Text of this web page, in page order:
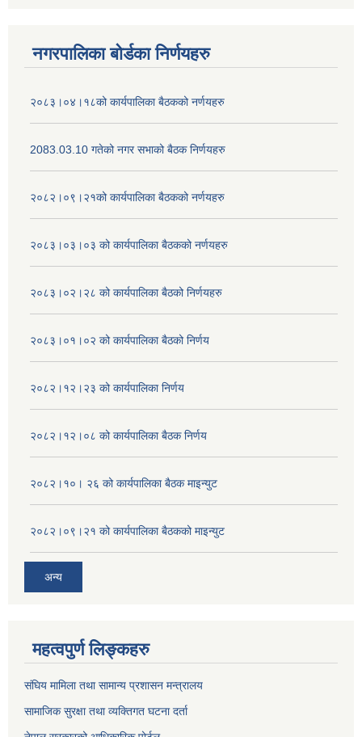
नगरपालिका बोर्डका निर्णयहरु
२०८३।०४।१८को कार्यपालिका बैठकको नर्णयहरु
2083.03.10 गतेको नगर सभाको बैठक निर्णयहरु
२०८२।०९।२१को कार्यपालिका बैठकको नर्णयहरु
२०८३।०३।०३ को कार्यपालिका बैठकको नर्णयहरु
२०८३।०२।२८ को कार्यपालिका बैठको निर्णयहरु
२०८३।०१।०२ को कार्यपालिका बैठको निर्णय
२०८२।१२।२३ को कार्यपालिका निर्णय
२०८२।१२।०८ को कार्यपालिका बैठक निर्णय
२०८२।१०। २६ को कार्यपालिका बैठक माइन्युट
२०८२।०९।२१ को कार्यपालिका बैठकको माइन्युट
अन्य
महत्वपुर्ण लिङ्कहरु
संघिय मामिला तथा सामान्य प्रशासन मन्त्रालय
सामाजिक सुरक्षा तथा व्यक्तिगत घटना दर्ता